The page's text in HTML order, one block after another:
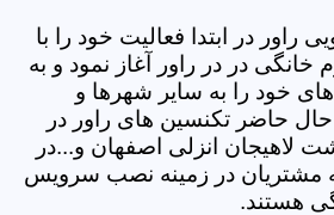
راور در ابتدا فعالیت خود را با
خانگی در در راور آغاز نمود و به
خود را به سایر شهرها و
حال حاضر تکنسین های راور در
لاهیجان انزلی اصفهان و...در
مشتریان در زمینه نصب سرویس
هستند.